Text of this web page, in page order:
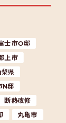
士市O邸
上市
梨県
N邸
断熱改修
丸亀市